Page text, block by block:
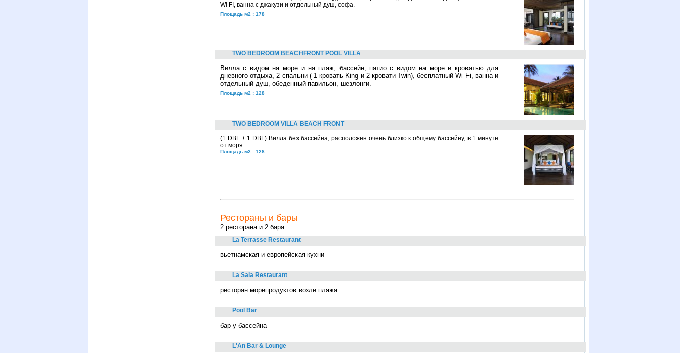
WI FI, ванна с джакузи и отдельный душ, софа.
Площадь м2 : 178
TWO BEDROOM BEACHFRONT POOL VILLA
Вилла с видом на море и на пляж, бассейн, патио с видом на море и кроватью для
дневного отдыха, 2 спальни ( 1 кровать King и 2 кровати Twin), бесплатный Wi Fi, ванна и
отдельный душ, обеденный павильон, шезлонги.
Площадь м2 : 128
TWO BEDROOM VILLA BEACH FRONT
(1 DBL + 1 DBL) Вилла без бассейна, расположен очень близко к общему бассейну, в 1 минуте
от моря.
Площадь м2 : 128
Рестораны и бары
2 ресторана и 2 бара
La Terrasse Restaurant
вьетнамская и европейская кухни
La Sala Restaurant
ресторан морепродуктов возле пляжа
Pool Bar
бар у бассейна
L'An Bar & Lounge